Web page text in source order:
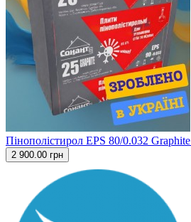
Пінополістирол EPS 80/0.032
2 900.00 грн